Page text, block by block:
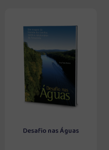
Desafio nas Águas